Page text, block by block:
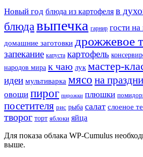
Новый год блюда из картофеля в
блюдавыпечка гарнир гости на
домашние заготовки дрожжевое
запекание капуста картофель
народов мира к чаю лук мастер-
идеи мультиварка мясо на
овощи пирог пирожки плюшки
посетителя рис рыба салат слоеное
творог торт яблоки яйца
Для показа облака WP-Cumulus
выше.